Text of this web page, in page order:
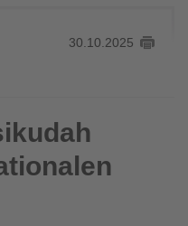
30.10.2025
Designpreis